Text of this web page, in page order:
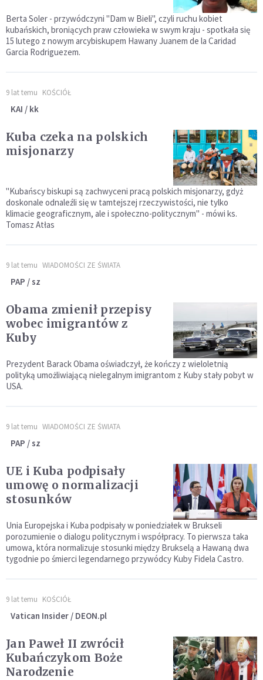
Berta Soler - przywódczyni "Dam w Bieli", czyli ruchu kobiet
kubańskich, broniących praw człowieka w swym kraju - spotkała się
15 lutego z nowym arcybiskupem Hawany Juanem de la Caridad
Garcia Rodriguezem.
9 lat temu KOŚCIÓŁ
KAI / kk
Kuba czeka na polskich
misjonarzy
"Kubańscy biskupi są zachwyceni pracą polskich misjonarzy, gdyż
doskonale odnaleźli się w tamtejszej rzeczywistości, nie tylko
klimacie geograficznym, ale i społeczno-politycznym" - mówi ks.
Tomasz Atłas
9 lat temu WIADOMOŚCI ZE ŚWIATA
PAP / sz
Obama zmienił przepisy
wobec imigrantów z
Kuby
Prezydent Barack Obama oświadczył, że kończy z wieloletnią
polityką umożliwiającą nielegalnym imigrantom z Kuby stały pobyt w
USA.
9 lat temu WIADOMOŚCI ZE ŚWIATA
PAP / sz
UE i Kuba podpisały
umowę o normalizacji
stosunków
Unia Europejska i Kuba podpisały w poniedziałek w Brukseli
porozumienie o dialogu politycznym i współpracy. To pierwsza taka
umowa, która normalizuje stosunki między Brukselą a Hawaną dwa
tygodnie po śmierci legendarnego przywódcy Kuby Fidela Castro.
9 lat temu KOŚCIÓŁ
Vatican Insider / DEON.pl
Jan Paweł II zwrócił
Kubańczykom Boże
Narodzenie